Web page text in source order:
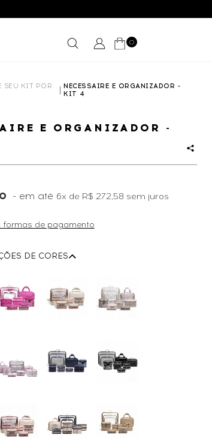
0
SEU KIT POR
NECESSAIRE E ORGANIZADOR -
KIT 4
E ORGANIZADOR -
6x de R$ 272,58 sem juros
formas de pagamento
DE CORES